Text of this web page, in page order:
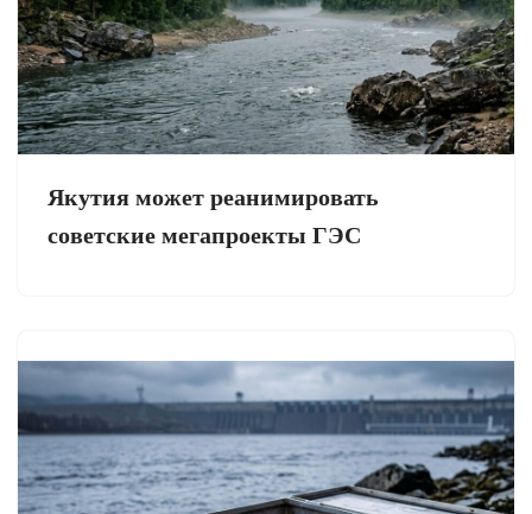
Якутия может реанимировать
советские мегапроекты ГЭС